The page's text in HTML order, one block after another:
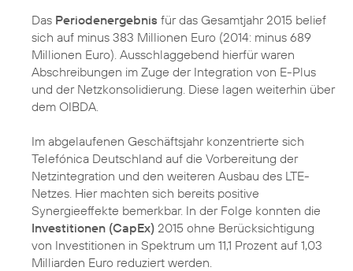
Das Periodenergebnis für das Gesamtjahr 2015 belief
sich auf minus 383 Millionen Euro (2014: minus 689
Millionen Euro). Ausschlaggebend hierfür waren
Abschreibungen im Zuge der Integration von E-Plus
und der Netzkonsolidierung. Diese lagen weiterhin über
dem OIBDA.
Im abgelaufenen Geschäftsjahr konzentrierte sich
Telefónica Deutschland auf die Vorbereitung der
Netzintegration und den weiteren Ausbau des LTE-
Netzes. Hier machten sich bereits positive
Synergieeffekte bemerkbar. In der Folge konnten die
Investitionen (CapEx) 2015 ohne Berücksichtigung
von Investitionen in Spektrum um 11,1 Prozent auf 1,03
Milliarden Euro reduziert werden.